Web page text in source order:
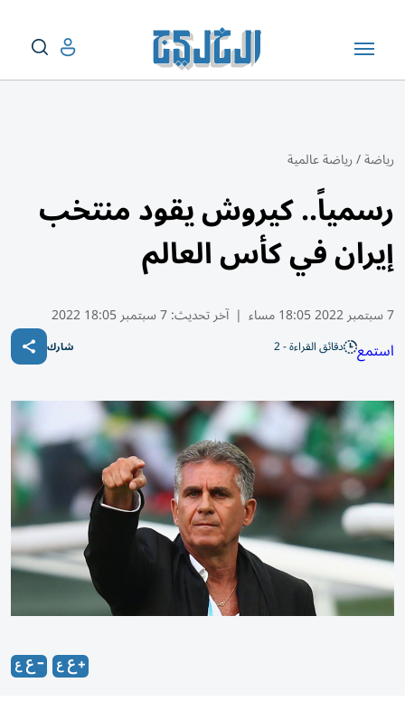
رياضة/رياضة عالمية
رسمياً.. كيروش يقود منتخب
إيران في كأس العالم
7 سبتمبر 2022 18:05 مساء | آخر تحديث:7 سبتمبر 18:05 2022
استمع دقائق القراءة - 2 شارك